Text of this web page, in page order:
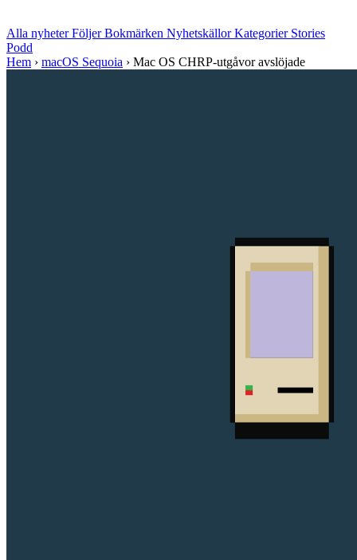
Alla nyheterFöljerBokmärken NyhetskällorKategorier Stories
Podd
Hem › macOS Sequoia › Mac OS CHRP-utgåvor avslöjade